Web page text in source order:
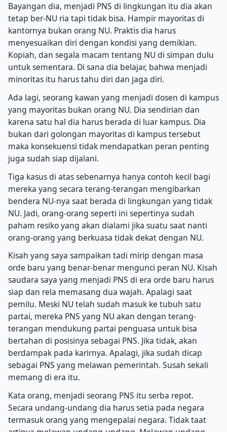
Bayangan dia, menjadi PNS di lingkungan itu dia akan
tetap ber-NU ria tapi tidak bisa. Hampir mayoritas di
kantornya bukan orang NU. Praktis dia harus
menyesuaikan diri dengan kondisi yang demikian.
Kopiah, dan segala macam tentang NU di simpan dulu
untuk sementara. Di sana dia belajar, bahwa menjadi
minoritas itu harus tahu diri dan jaga diri.
Ada lagi, seorang kawan yang menjadi dosen di kampus
yang mayoritas bukan orang NU. Dia sendirian dan
karena satu hal dia harus berada di luar kampus. Dia
bukan dari golongan mayoritas di kampus tersebut
maka konsekuensi tidak mendapatkan peran penting
juga sudah siap dijalani.
Tiga kasus di atas sebenarnya hanya contoh kecil bagi
mereka yang secara terang-terangan mengibarkan
bendera NU-nya saat berada di lingkungan yang tidak
NU. Jadi, orang-orang seperti ini sepertinya sudah
paham resiko yang akan dialami jika suatu saat nanti
orang-orang yang berkuasa tidak dekat dengan NU.
Kisah yang saya sampaikan tadi mirip dengan masa
orde baru yang benar-benar mengunci peran NU. Kisah
saudara saya yang menjadi PNS di era orde baru harus
siap dan rela memasang dua wajah. Apalagi saat
pemilu. Meski NU telah sudah masuk ke tubuh satu
partai, mereka PNS yang NU akan dengan terang-
terangan mendukung partai penguasa untuk bisa
bertahan di posisinya sebagai PNS. Jika tidak, akan
berdampak pada karirnya. Apalagi, jika sudah dicap
sebagai PNS yang melawan pemerintah. Susah sekali
memang di era itu.
Kata orang, menjadi seorang PNS itu serba repot.
Secara undang-undang dia harus setia pada negara
termasuk orang yang mengepalai negara. Tidak taat